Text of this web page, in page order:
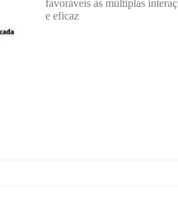
favoráveis às múltiplas
e eficaz